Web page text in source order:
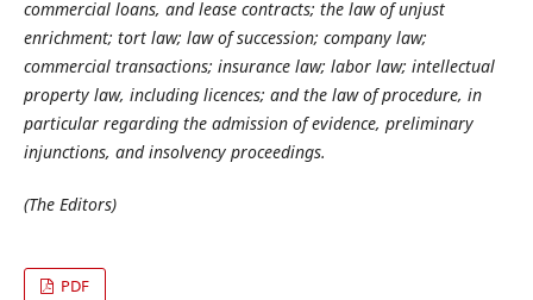
commercial loans, and lease contracts; the law of unjust
enrichment; tort law; law of succession; company law;
commercial transactions; insurance law; labor law; intellectual
property law, including licences; and the law of procedure, in
particular regarding the admission of evidence, preliminary
injunctions, and insolvency proceedings.
(The Editors)
PDF